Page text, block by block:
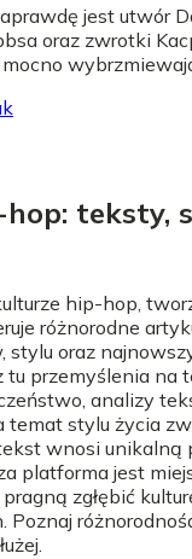
jest utwór
oraz zwrotki
teksty,
hip-hop,
różnorodne
stylu oraz
tu przemyślenia na
analizy
temat stylu życia
wnosi unikalną
platforma jest
zgłębić
Poznaj